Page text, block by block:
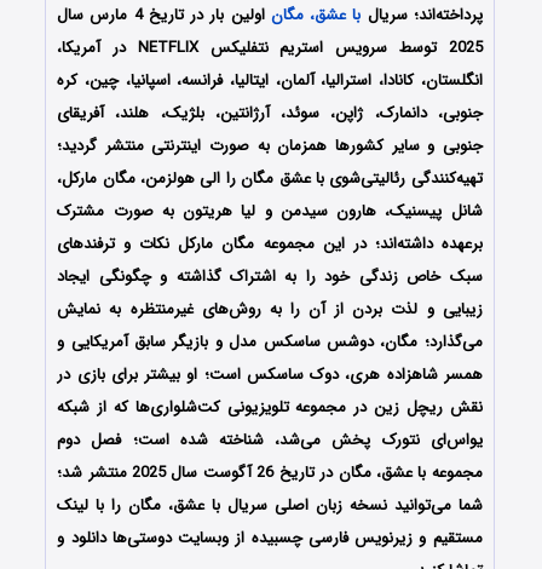
پرداخته‌اند؛ سریال با عشق، مگان
اولین بار در تاریخ 4 مارس سال
2025 توسط سرویس استریم نتفلیکس NETFLIX در آمریکا،
انگلستان، کانادا، استرالیا، آلمان، ایتالیا، فرانسه، اسپانیا، چین، کره
جنوبی، دانمارک، ژاپن، سوئد، آرژانتین، بلژیک، هلند، آفریقای
جنوبی و سایر کشورها همزمان به صورت اینترنتی منتشر گردید؛
تهیه‌کنندگی رئالیتی‌شوی با عشق مگان را الی هولزمن، مگان مارکل،
شانل پیسنیک، هارون سیدمن و لیا هریتون به صورت مشترک
برعهده داشته‌اند؛ در این مجموعه مگان مارکل نکات و ترفندهای
سبک خاص زندگی خود را به اشتراک گذاشته و چگونگی ایجاد
زیبایی و لذت بردن از آن را به روش‌های غیرمنتظره به نمایش
می‌گذارد؛ مگان، دوشس ساسکس مدل و بازیگر سابق آمریکایی و
همسر شاهزاده هری، دوک ساسکس است؛ او بیشتر برای بازی در
نقش ریچل زین در مجموعه تلویزیونی کت‌شلواری‌ها که از شبکه
یواس‌ای نتورک پخش می‌شد، شناخته شده است؛ فصل دوم
مجموعه با عشق، مگان در تاریخ 26 آگوست سال 2025 منتشر شد؛
شما می‌توانید نسخه زبان اصلی سریال با عشق، مگان را با لینک
مستقیم و زیرنویس فارسی چسبیده از وبسایت دوستی‌ها دانلود و